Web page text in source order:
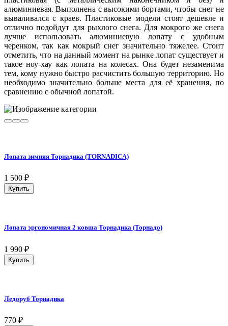
алюминиевая. Выполнена с высокими бортами, чтобы снег не
вываливался с краев. Пластиковые модели стоят дешевле и
отлично подойдут для рыхлого снега. Для мокрого же снега
лучше использовать алюминиевую лопату с удобным
черенком, так как мокрый снег значительно тяжелее. Стоит
отметить, что на данный момент на рынке лопат существует и
такое ноу-хау как лопата на колесах. Она будет незаменима
тем, кому нужно быстро расчистить большую территорию. Но
необходимо значительно больше места для её хранения, по
сравнению с обычной лопатой.
Лопата зимняя Торнадика (TORNADICA)
1 500 ₽
Купить
Лопата эргономичная 2 ковша Торнадика (Торнадо)
1 990 ₽
Купить
Ледоруб Торнадика
770 ₽